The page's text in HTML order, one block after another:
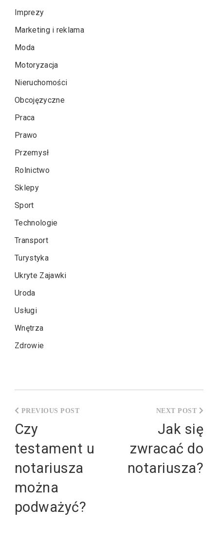
Imprezy
Marketing i reklama
Moda
Motoryzacja
Nieruchomości
Obcojęzyczne
Praca
Prawo
Przemysł
Rolnictwo
Sklepy
Sport
Technologie
Transport
Turystyka
Ukryte Zajawki
Uroda
Usługi
Wnętrza
Zdrowie
wpisu
Czy
testament u
notariusza
można
podważyć?
Jak się
zwracać do
notariusza?